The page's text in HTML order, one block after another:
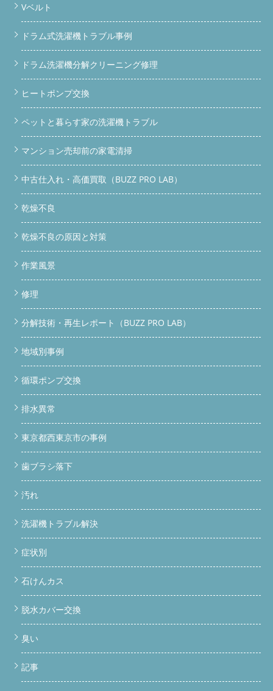
Vベルト
ドラム式洗濯機トラブル事例
ドラム洗濯機分解クリーニング修理
ヒートポンプ交換
ペットと暮らす家の洗濯機トラブル
マンション売却前の家電清掃
中古仕入れ・高価買取（BUZZ PRO LAB）
乾燥不良
乾燥不良の原因と対策
作業風景
修理
分解技術・再生レポート（BUZZ PRO LAB）
地域別事例
循環ポンプ交換
排水異常
東京都西東京市の事例
歯ブラシ落下
汚れ
洗濯機トラブル解決
症状別
石けんカス
脱水カバー交換
臭い
記事